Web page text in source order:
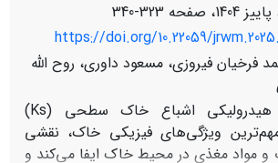
323-340
https://doi.org/10.22059/
فرخیان فیروزی، مسعود داوری، روح الله
هدایت هیدرولیکی اشباع خاک سطحی (Ks)
ویژگی‌های فیزیکی خاک، نقشی
و مواد مغذی در محیط خاک ایفا می‌کند و